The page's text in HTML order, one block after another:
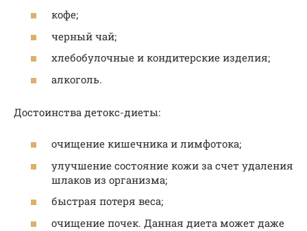
кофе;
черный чай;
хлебобулочные и кондитерские изделия;
алкоголь.
Достоинства детокс-диеты:
очищение кишечника и лимфотока;
улучшение состояние кожи за счет удаления
шлаков из организма;
быстрая потеря веса;
очищение почек. Данная диета может даже